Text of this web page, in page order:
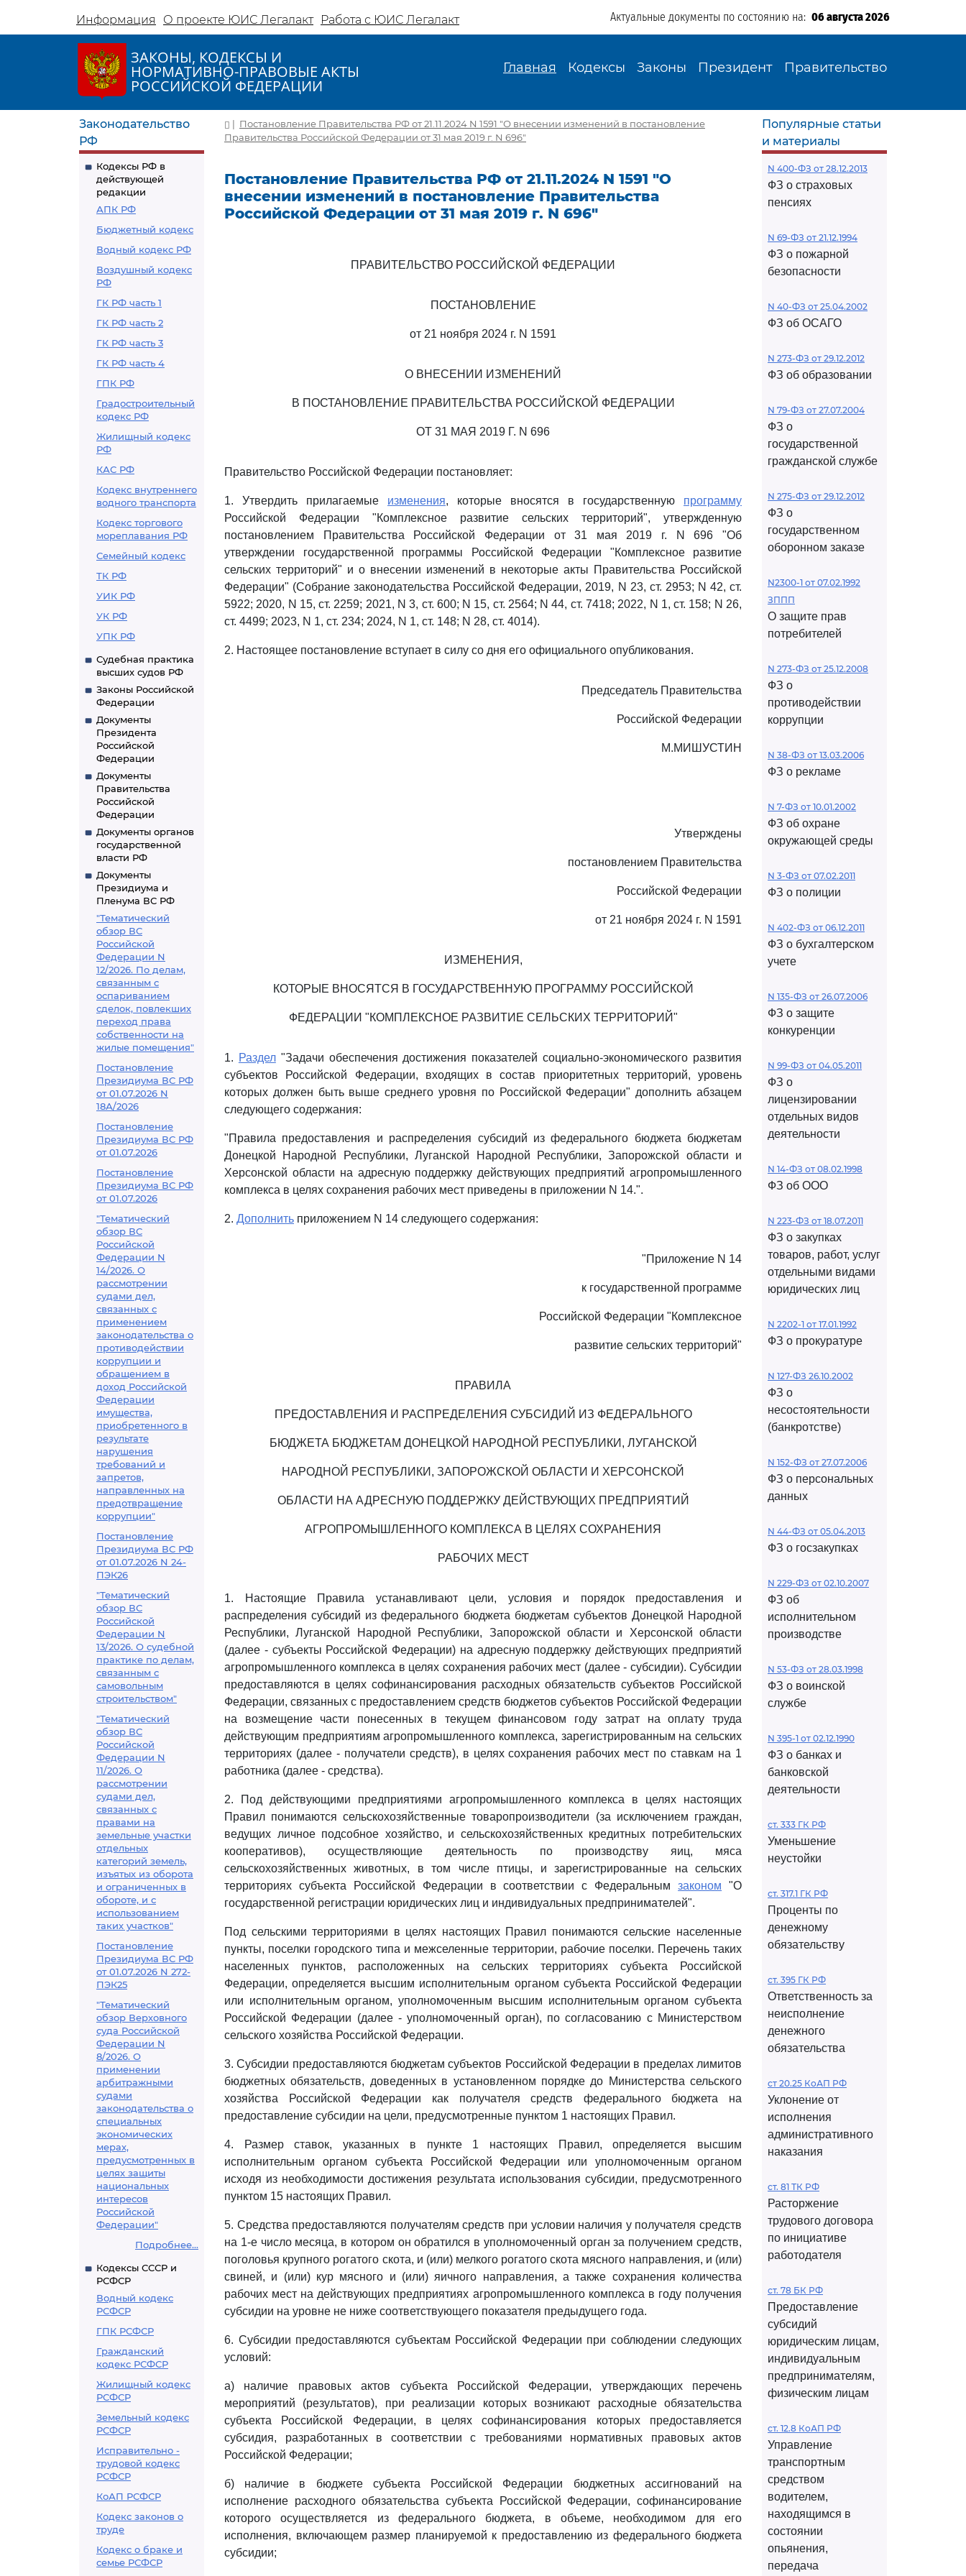
Информация О проекте ЮИС Легалакт Работа с ЮИС Легалакт Актуальные документы по состоянию на: 06 августа 2026
ЗАКОНЫ, КОДЕКСЫ И
НОРМАТИВНО-ПРАВОВЫЕ АКТЫ
РОССИЙСКОЙ ФЕДЕРАЦИИ
Главная Кодексы Законы Президент Правительство
Законодательство
РФ
Кодексы РФ в
действующей
редакции
АПК РФ
Бюджетный кодекс
Водный кодекс РФ
Воздушный кодекс
РФ
ГК РФ часть 1
ГК РФ часть 2
ГК РФ часть 3
ГК РФ часть 4
ГПК РФ
Градостроительный
кодекс РФ
Жилищный кодекс
РФ
КАС РФ
Кодекс внутреннего
водного транспорта
Кодекс торгового
мореплавания РФ
Семейный кодекс
ТК РФ
УИК РФ
УК РФ
УПК РФ
Судебная практика
высших судов РФ
Законы Российской
Федерации
Документы
Президента
Российской
Федерации
Документы
Правительства
Российской
Федерации
Документы органов
государственной
власти РФ
Документы
Президиума и
Пленума ВС РФ
"Тематический
обзор ВС
Российской
Федерации N
12/2026. По делам,
связанным с
оспариванием
сделок, повлекших
переход права
собственности на
жилые помещения"
Постановление
Президиума ВС РФ
от 01.07.2026 N
18А/2026
Постановление
Президиума ВС РФ
от 01.07.2026
Постановление
Президиума ВС РФ
от 01.07.2026
"Тематический
обзор ВС
Российской
Федерации N
14/2026. О
рассмотрении
судами дел,
связанных с
применением
законодательства о
противодействии
коррупции и
обращением в
доход Российской
Федерации
имущества,
приобретенного в
результате
нарушения
требований и
запретов,
направленных на
предотвращение
коррупции"
Постановление
Президиума ВС РФ
от 01.07.2026 N 24-
ПЭК26
"Тематический
обзор ВС
Российской
Федерации N
13/2026. О судебной
практике по делам,
связанным с
самовольным
строительством"
"Тематический
обзор ВС
Российской
Федерации N
11/2026. О
рассмотрении
судами дел,
связанных с
правами на
земельные участки
отдельных
категорий земель,
изъятых из оборота
и ограниченных в
обороте, и с
использованием
таких участков"
Постановление
Президиума ВС РФ
от 01.07.2026 N 272-
ПЭК25
"Тематический
обзор Верховного
суда Российской
Федерации N
8/2026. О
применении
арбитражными
судами
законодательства о
специальных
экономических
мерах,
предусмотренных в
целях защиты
национальных
интересов
Российской
Федерации"
Подробнее...
Кодексы СССР и
РСФСР
Водный кодекс
РСФСР
ГПК РСФСР
Гражданский
кодекс РСФСР
Жилищный кодекс
РСФСР
Земельный кодекс
РСФСР
Исправительно -
трудовой кодекс
РСФСР
КоАП РСФСР
Кодекс законов о
труде
Кодекс о браке и
семье РСФСР
| Постановление Правительства РФ от 21.11.2024 N 1591 "О внесении изменений в постановление
Правительства Российской Федерации от 31 мая 2019 г. N 696"
Постановление Правительства РФ от 21.11.2024 N 1591 "О
внесении изменений в постановление Правительства
Российской Федерации от 31 мая 2019 г. N 696"
ПРАВИТЕЛЬСТВО РОССИЙСКОЙ ФЕДЕРАЦИИ
ПОСТАНОВЛЕНИЕ
от 21 ноября 2024 г. N 1591
О ВНЕСЕНИИ ИЗМЕНЕНИЙ
В ПОСТАНОВЛЕНИЕ ПРАВИТЕЛЬСТВА РОССИЙСКОЙ ФЕДЕРАЦИИ
ОТ 31 МАЯ 2019 Г. N 696
Правительство Российской Федерации постановляет:
1. Утвердить прилагаемые изменения, которые вносятся в государственную программу
Российской Федерации "Комплексное развитие сельских территорий", утвержденную
постановлением Правительства Российской Федерации от 31 мая 2019 г. N 696 "Об
утверждении государственной программы Российской Федерации "Комплексное развитие
сельских территорий" и о внесении изменений в некоторые акты Правительства Российской
Федерации" (Собрание законодательства Российской Федерации, 2019, N 23, ст. 2953; N 42, ст.
5922; 2020, N 15, ст. 2259; 2021, N 3, ст. 600; N 15, ст. 2564; N 44, ст. 7418; 2022, N 1, ст. 158; N 26,
ст. 4499; 2023, N 1, ст. 234; 2024, N 1, ст. 148; N 28, ст. 4014).
2. Настоящее постановление вступает в силу со дня его официального опубликования.
Председатель Правительства
Российской Федерации
М.МИШУСТИН
Утверждены
постановлением Правительства
Российской Федерации
от 21 ноября 2024 г. N 1591
ИЗМЕНЕНИЯ,
КОТОРЫЕ ВНОСЯТСЯ В ГОСУДАРСТВЕННУЮ ПРОГРАММУ РОССИЙСКОЙ
ФЕДЕРАЦИИ "КОМПЛЕКСНОЕ РАЗВИТИЕ СЕЛЬСКИХ ТЕРРИТОРИЙ"
1. Раздел"Задачи обеспечения достижения показателей социально-экономического развития
субъектов Российской Федерации, входящих в состав приоритетных территорий, уровень
которых должен быть выше среднего уровня по Российской Федерации" дополнить абзацем
следующего содержания:
"Правила предоставления и распределения субсидий из федерального бюджета бюджетам
Донецкой Народной Республики, Луганской Народной Республики, Запорожской области и
Херсонской области на адресную поддержку действующих предприятий агропромышленного
комплекса в целях сохранения рабочих мест приведены в приложении N 14.".
2. Дополнить приложением N 14 следующего содержания:
"Приложение N 14
к государственной программе
Российской Федерации "Комплексное
развитие сельских территорий"
ПРАВИЛА
ПРЕДОСТАВЛЕНИЯ И РАСПРЕДЕЛЕНИЯ СУБСИДИЙ ИЗ ФЕДЕРАЛЬНОГО
БЮДЖЕТА БЮДЖЕТАМ ДОНЕЦКОЙ НАРОДНОЙ РЕСПУБЛИКИ, ЛУГАНСКОЙ
НАРОДНОЙ РЕСПУБЛИКИ, ЗАПОРОЖСКОЙ ОБЛАСТИ И ХЕРСОНСКОЙ
ОБЛАСТИ НА АДРЕСНУЮ ПОДДЕРЖКУ ДЕЙСТВУЮЩИХ ПРЕДПРИЯТИЙ
АГРОПРОМЫШЛЕННОГО КОМПЛЕКСА В ЦЕЛЯХ СОХРАНЕНИЯ
РАБОЧИХ МЕСТ
1. Настоящие Правила устанавливают цели, условия и порядок предоставления и
распределения субсидий из федерального бюджета бюджетам субъектов Донецкой Народной
Республики, Луганской Народной Республики, Запорожской области и Херсонской области
(далее - субъекты Российской Федерации) на адресную поддержку действующих предприятий
агропромышленного комплекса в целях сохранения рабочих мест (далее - субсидии). Субсидии
предоставляются в целях софинансирования расходных обязательств субъектов Российской
Федерации, связанных с предоставлением средств бюджетов субъектов Российской Федерации
на возмещение части понесенных в текущем финансовом году затрат на оплату труда
действующим предприятиям агропромышленного комплекса, зарегистрированным на сельских
территориях (далее - получатели средств), в целях сохранения рабочих мест по ставкам на 1
работника (далее - средства).
2. Под действующими предприятиями агропромышленного комплекса в целях настоящих
Правил понимаются сельскохозяйственные товаропроизводители (за исключением граждан,
ведущих личное подсобное хозяйство, и сельскохозяйственных кредитных потребительских
кооперативов), осуществляющие деятельность по производству яиц, мяса
сельскохозяйственных животных, в том числе птицы, и зарегистрированные на сельских
территориях субъекта Российской Федерации в соответствии с Федеральнымзаконом "О
государственной регистрации юридических лиц и индивидуальных предпринимателей".
Под сельскими территориями в целях настоящих Правил понимаются сельские населенные
пункты, поселки городского типа и межселенные территории, рабочие поселки. Перечень таких
населенных пунктов, расположенных на сельских территориях субъекта Российской
Федерации, определяется высшим исполнительным органом субъекта Российской Федерации
или исполнительным органом, уполномоченным высшим исполнительным органом субъекта
Российской Федерации (далее - уполномоченный орган), по согласованию с Министерством
сельского хозяйства Российской Федерации.
3. Субсидии предоставляются бюджетам субъектов Российской Федерации в пределах лимитов
бюджетных обязательств, доведенных в установленном порядке до Министерства сельского
хозяйства Российской Федерации как получателя средств федерального бюджета на
предоставление субсидии на цели, предусмотренные пунктом 1 настоящих Правил.
4. Размер ставок, указанных в пункте 1 настоящих Правил, определяется высшим
исполнительным органом субъекта Российской Федерации или уполномоченным органом
исходя из необходимости достижения результата использования субсидии, предусмотренного
пунктом 15 настоящих Правил.
5. Средства предоставляются получателям средств при условии наличия у получателя средств
на 1-е число месяца, в котором он обратился в уполномоченный орган за получением средств,
поголовья крупного рогатого скота, и (или) мелкого рогатого скота мясного направления, и (или)
свиней, и (или) кур мясного и (или) яичного направления, а также сохранения количества
рабочих мест на действующих предприятиях агропромышленного комплекса в году получения
субсидии на уровне не ниже соответствующего показателя предыдущего года.
6. Субсидии предоставляются субъектам Российской Федерации при соблюдении следующих
условий:
а) наличие правовых актов субъекта Российской Федерации, утверждающих перечень
мероприятий (результатов), при реализации которых возникают расходные обязательства
субъекта Российской Федерации, в целях софинансирования которых предоставляется
субсидия, разработанных в соответствии с требованиями нормативных правовых актов
Российской Федерации;
б) наличие в бюджете субъекта Российской Федерации бюджетных ассигнований на
исполнение расходного обязательства субъекта Российской Федерации, софинансирование
которого осуществляется из федерального бюджета, в объеме, необходимом для его
исполнения, включающем размер планируемой к предоставлению из федерального бюджета
субсидии;
Популярные статьи
и материалы
N 400-ФЗ от 28.12.2013
ФЗ о страховых
пенсиях
N 69-ФЗ от 21.12.1994
ФЗ о пожарной
безопасности
N 40-ФЗ от 25.04.2002
ФЗ об ОСАГО
N 273-ФЗ от 29.12.2012
ФЗ об образовании
N 79-ФЗ от 27.07.2004
ФЗ о
государственной
гражданской службе
N 275-ФЗ от 29.12.2012
ФЗ о
государственном
оборонном заказе
N2300-1 от 07.02.1992
ЗППП
О защите прав
потребителей
N 273-ФЗ от 25.12.2008
ФЗ о
противодействии
коррупции
N 38-ФЗ от 13.03.2006
ФЗ о рекламе
N 7-ФЗ от 10.01.2002
ФЗ об охране
окружающей среды
N 3-ФЗ от 07.02.2011
ФЗ о полиции
N 402-ФЗ от 06.12.2011
ФЗ о бухгалтерском
учете
N 135-ФЗ от 26.07.2006
ФЗ о защите
конкуренции
N 99-ФЗ от 04.05.2011
ФЗ о
лицензировании
отдельных видов
деятельности
N 14-ФЗ от 08.02.1998
ФЗ об ООО
N 223-ФЗ от 18.07.2011
ФЗ о закупках
товаров, работ, услуг
отдельными видами
юридических лиц
N 2202-1 от 17.01.1992
ФЗ о прокуратуре
N 127-ФЗ 26.10.2002
ФЗ о
несостоятельности
(банкротстве)
N 152-ФЗ от 27.07.2006
ФЗ о персональных
данных
N 44-ФЗ от 05.04.2013
ФЗ о госзакупках
N 229-ФЗ от 02.10.2007
ФЗ об
исполнительном
производстве
N 53-ФЗ от 28.03.1998
ФЗ о воинской
службе
N 395-1 от 02.12.1990
ФЗ о банках и
банковской
деятельности
ст. 333 ГК РФ
Уменьшение
неустойки
ст. 317.1 ГК РФ
Проценты по
денежному
обязательству
ст. 395 ГК РФ
Ответственность за
неисполнение
денежного
обязательства
ст 20.25 КоАП РФ
Уклонение от
исполнения
административного
наказания
ст. 81 ТК РФ
Расторжение
трудового договора
по инициативе
работодателя
ст. 78 БК РФ
Предоставление
субсидий
юридическим лицам,
индивидуальным
предпринимателям,
физическим лицам
ст. 12.8 КоАП РФ
Управление
транспортным
средством
водителем,
находящимся в
состоянии
опьянения,
передача